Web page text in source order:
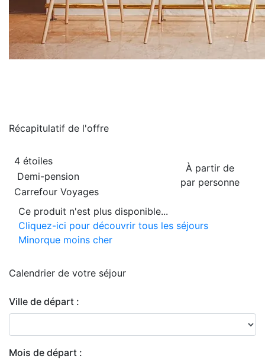
Récapitulatif de l'offre
À partir de
par personne
4 étoiles
Demi-pension
Carrefour Voyages
Ce produit n'est plus disponible...
Cliquez-ici pour découvrir tous les séjours
Minorque moins cher
Calendrier de votre séjour
Ville de départ :
Mois de départ :